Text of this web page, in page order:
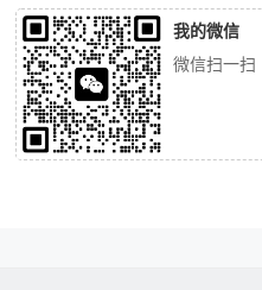
我的微信
微信扫一扫